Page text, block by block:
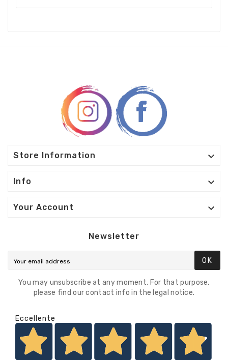
Store Information 
Info 
Your Account 
Newsletter
OK
You may unsubscribe at any moment. For that purpose,
please find our contact info in the legal notice.
Eccellente